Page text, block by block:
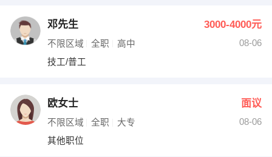
邓先生 3000-4000元
不限区域 全职 高中
08-06
技工/普工
欧女士 面议
不限区域 全职 大专
08-06
其他职位